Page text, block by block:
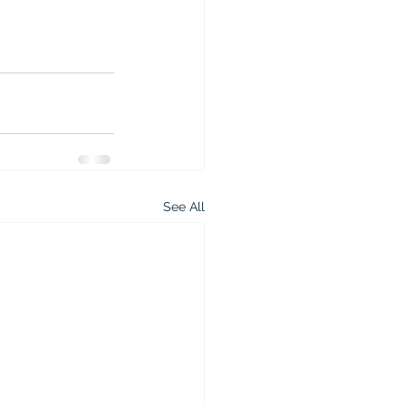
See All